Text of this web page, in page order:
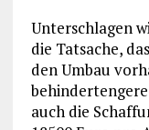
Unterschlagen
die Tatsache,
den Umbau
auch die